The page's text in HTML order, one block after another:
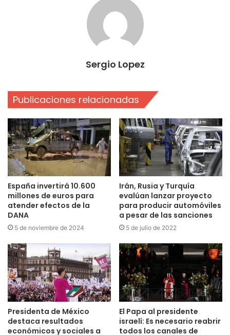
Sergio Lopez
Publicaciones relacionadas
España invertirá 10.600
millones de euros para
atender efectos de la
DANA
5 de noviembre de 2024
Irán, Rusia y Turquía
evalúan lanzar proyecto
para producir automóviles
a pesar de las sanciones
5 de julio de 2022
Presidenta de México
destaca resultados
económicos y sociales a
El Papa al presidente
israelí: Es necesario reabrir
todos los canales de